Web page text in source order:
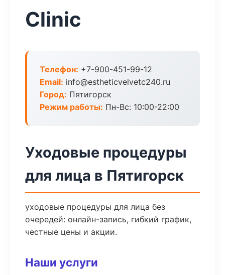
Clinic
Телефон: +7-900-451-99-12
Email: info@estheticvelvetc240.ru
Город: Пятигорск
Режим работы: Пн-Вс: 10:00-22:00
Уходовые процедуры
для лица в Пятигорск
уходовые процедуры для лица без
очередей: онлайн-запись, гибкий график,
честные цены и акции.
Наши услуги